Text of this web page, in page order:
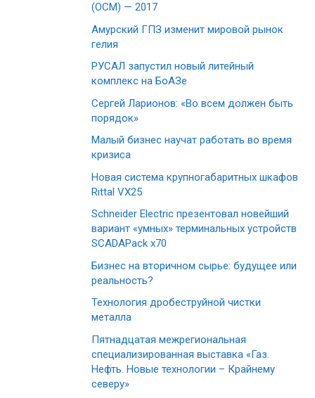
(ОСМ) — 2017
Амурский ГПЗ изменит мировой рынок
гелия
РУСАЛ запустил новый литейный
комплекс на БоАЗе
Сергей Ларионов: «Во всем должен быть
порядок»
Малый бизнес научат работать во время
кризиса
Новая система крупногабаритных шкафов
Rittal VX25
Schneider Electric презентовал новейший
вариант «умных» терминальных устройств
SCADAPack х70
Бизнес на вторичном сырье: будущее или
реальность?
Технология дробеструйной чистки
металла
Пятнадцатая межрегиональная
специализированная выставка «Газ.
Нефть. Новые технологии – Крайнему
северу»